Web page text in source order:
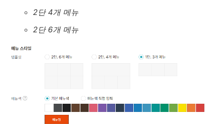
2단 4개 메뉴
2단 6개 메뉴